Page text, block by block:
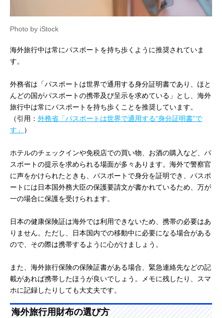
Photo by iStock
海外旅行中は常にパスポートを持ち歩くように推奨されていま
す。
外務省は「パスポートは世界で通用する身分証明書であり、ほと
んどの国がパスポートの携帯及び呈示を求めている」とし、海外
旅行中は常にパスポートを持ち歩くことを推奨しています。
（引用： 外務省「パスポートは世界で通用する“身分証明書”で
す」
）
ホテルのチェックインや免税店での買い物、お酒の購入など、パ
スポートの提示を求められる場面が多々あります。海外で警察官
に声をかけられたときも、パスポートで身分を証明でき、パスポ
ートには日本国外務大臣の保護要請文が書かれているため、万が
一の場合に保護を受けられます。
日本の健康保険証は海外では利用できないため、携帯の必要はあ
りません。ただし、日本国内での移動中に必要になる場合がある
ので、その際は携帯するように心がけましょう。
また、海外旅行保険の保険証書がある場合、緊急連絡先などの記
載があれば携帯したほうが良いでしょう。メモに残したり、スマ
ホに記録したりしても大丈夫です。
海外旅行用財布の選び方